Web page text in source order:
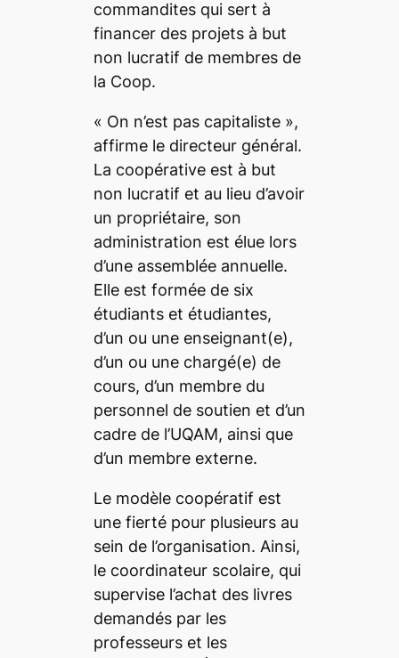
commandites qui sert à
financer des projets à but
non lucratif de membres de
la Coop.
« On n’est pas capitaliste»,
affirme le directeur général.
La coopérative est à but
non lucratif et au lieu d’avoir
un propriétaire, son
administration est élue lors
d’une assemblée annuelle.
Elle est formée de six
étudiants et étudiantes,
d’un ou une enseignant(e),
d’un ou une chargé(e) de
cours, d’un membre du
personnel de soutien et d’un
cadre de l’UQAM, ainsi que
d’un membre externe.
Le modèle coopératif est
une fierté pour plusieurs au
sein de l’organisation. Ainsi,
le coordinateur scolaire, qui
supervise l’achat des livres
demandés par les
professeurs et les